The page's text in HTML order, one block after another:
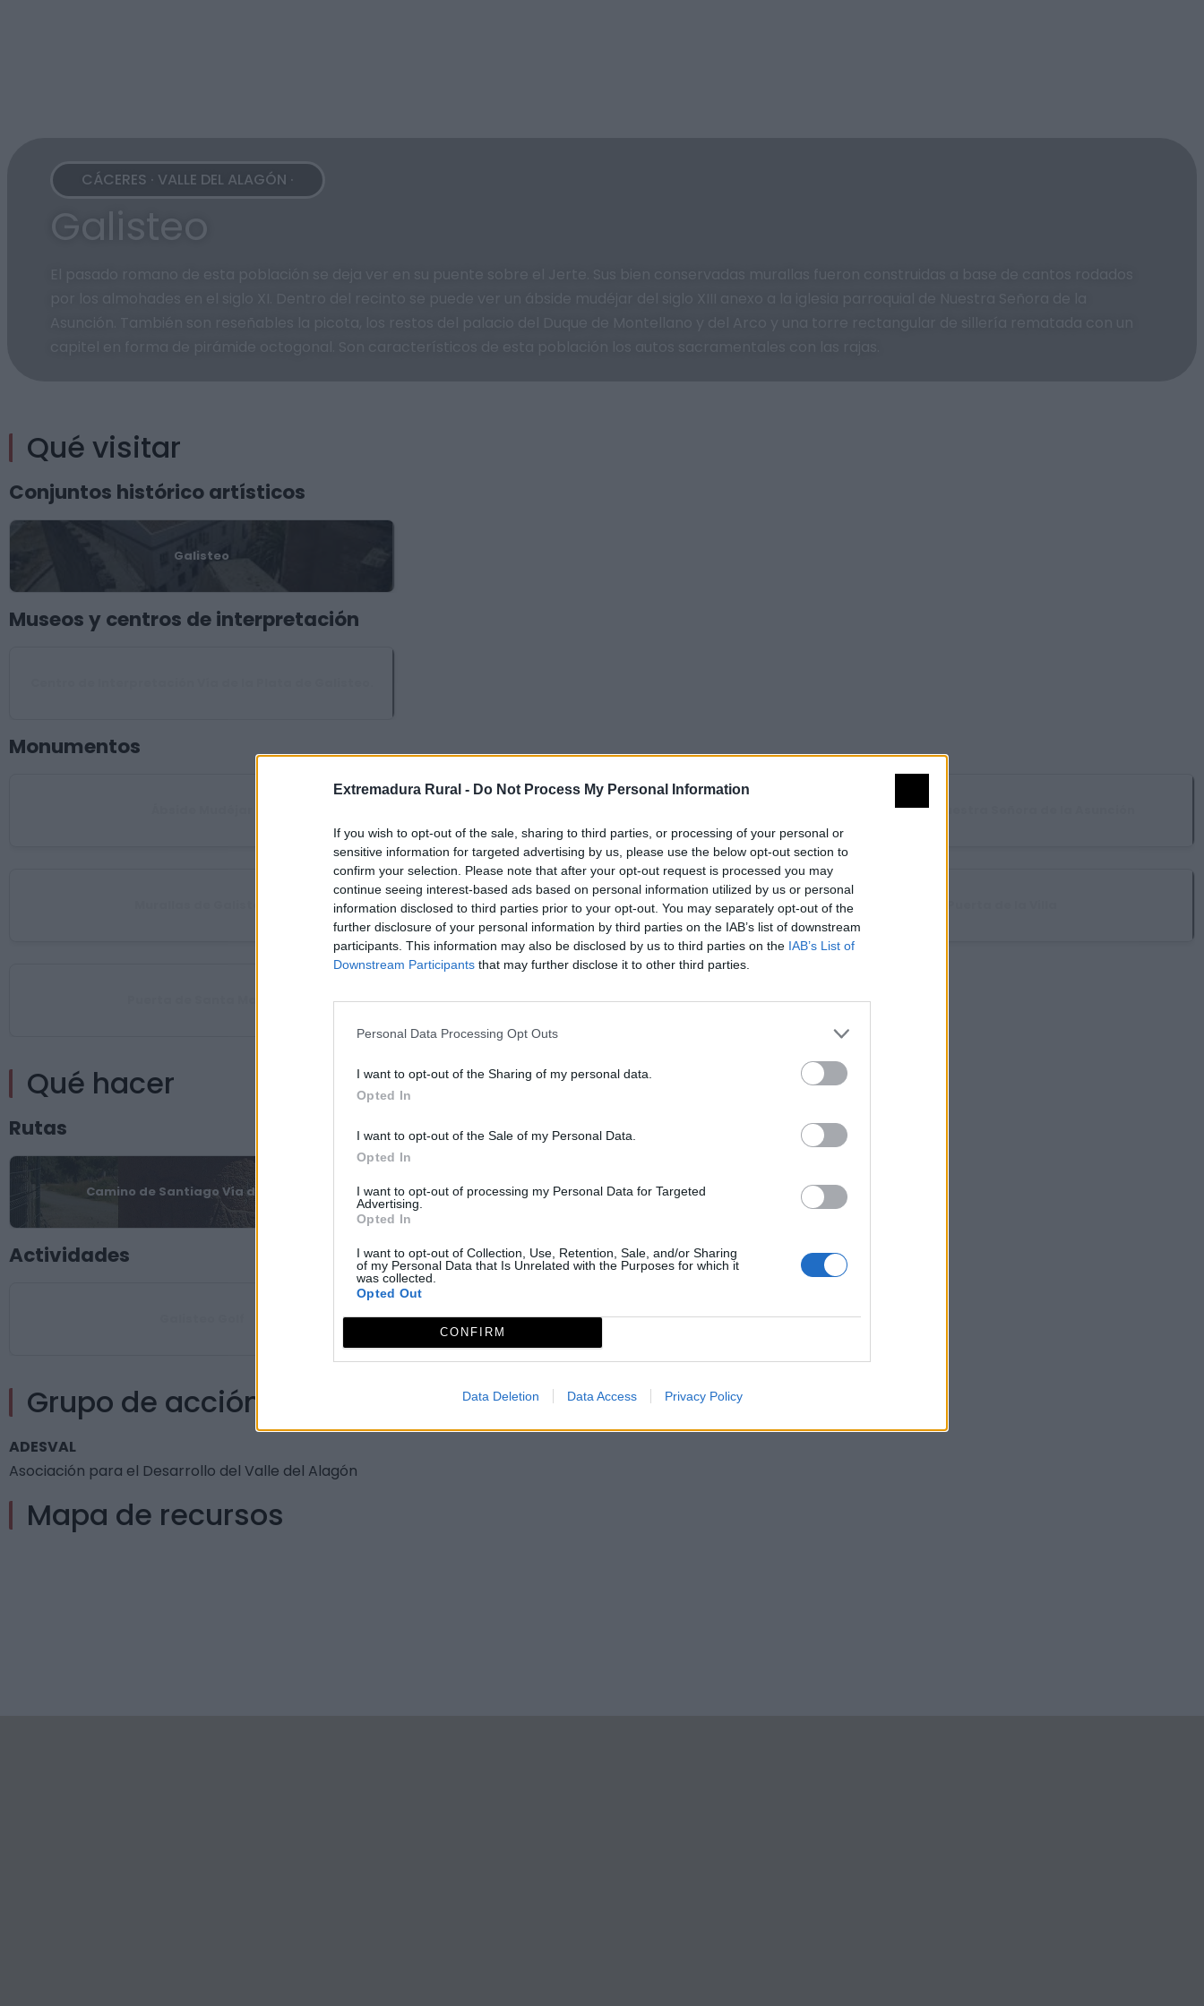
Extremadura Rural - Do Not Process My Personal Information
If you wish to opt-out of the sale, sharing to third parties, or processing of your personal or
sensitive information for targeted advertising by us, please use the below opt-out section to
confirm your selection. Please note that after your opt-out request is processed you may
continue seeing interest-based ads based on personal information utilized by us or personal
information disclosed to third parties prior to your opt-out. You may separately opt-out of the
further disclosure of your personal information by third parties on the IAB’s list of downstream
participants. This information may also be disclosed by us to third parties on the IAB’s List of
Downstream Participants that may further disclose it to other third parties.
Personal Data Processing Opt Outs
I want to opt-out of the Sharing of my personal data.
Opted In
I want to opt-out of the Sale of my Personal Data.
Opted In
I want to opt-out of processing my Personal Data for Targeted
Advertising.
Opted In
I want to opt-out of Collection, Use, Retention, Sale, and/or Sharing
of my Personal Data that Is Unrelated with the Purposes for which it
was collected.
Opted Out
CONFIRM
Data Deletion Data Access Privacy Policy
CÁCERES · VALLE DEL ALAGÓN ·
Galisteo
Qué visitar
Conjuntos histórico artísticos
Galisteo
Museos y centros de interpretación
Monumentos
Iglesia de Nuestra Señora de la Asunción
Puente
Puerta del Rey
Qué hacer
Rutas
Camino de Santiago Vía de la Plata
Santiago NO RECONOCIDO)
Actividades
Grupo de acción local
ADESVAL
Asociación para el Desarrollo del Valle del Alagón
Mapa de recursos